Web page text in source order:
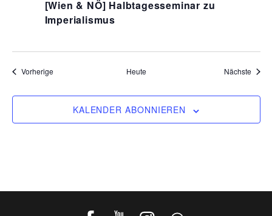
[Wien & NÖ] Halbtagesseminar zu
Imperialismus
VorherigeVeranstaltungen Heute Nächste
KALENDER ABONNIEREN